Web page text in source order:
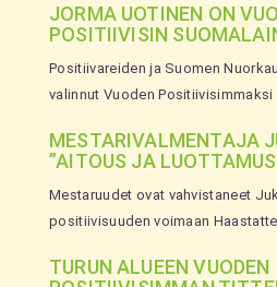
JORMA UOTINEN ON
POSITIIVISIN
Positiivareiden ja Suomen
valinnut Vuoden Positiivisimmaksi
MESTARIVALMENTAJA
”AITOUS JA
Mestaruudet ovat vahvistaneet
positiivisuuden voimaan
TURUN ALUEEN VUODEN